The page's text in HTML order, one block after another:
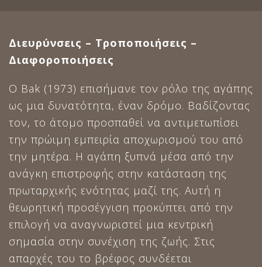
Διευρύνσεις – Τροποποιήσεις –
Διαφοροποιήσεις
Ο Bak (1973) επισήμανε τον ρόλο της αγάπης
ως μια δυνατότητα, έναν δρόμο. Βαδίζοντας
τον, το άτομο προσπαθεί να αντιμετωπίσει
την πρώιμη εμπειρία αποχωρισμού του από
την μητέρα. Η αγάπη ξυπνά μέσα από την
ανάγκη επιστροφής στην κατάσταση της
πρωταρχικής ενότητας μαζί της. Αυτή η
θεωρητική προσέγγιση προκύπτει από την
επιλογή να αναγνωριστεί μια κεντρική
σημασία στην συνέχιση της ζωής. Στις
απαρχές του το βρέφος συνδέεται